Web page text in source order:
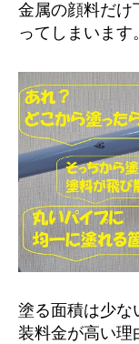
金属の顔料だけ
ってしまいます。
塗る面積は少な
装料金が高い理